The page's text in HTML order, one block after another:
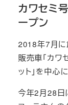
カワセミ
ープン
2018年7月に
販売車「カワ
ット」を中心
今年2月28日